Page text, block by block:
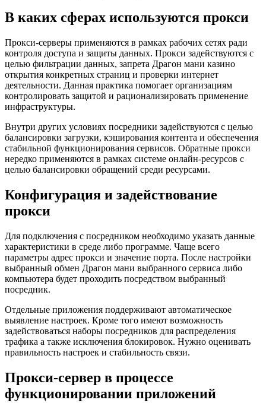
В каких сферах используются прокси
Прокси-серверы применяются в рамках рабочих сетях ради
контроля доступа и защиты данных. Прокси задействуются с
целью фильтрации данных, запрета Драгон мани казино
открытия конкретных страниц и проверки интернет
деятельности. Данная практика помогает организациям
контролировать защитой и рационализировать применение
инфраструктуры.
Внутри других условиях посредники задействуются с целью
балансировки загрузки, кэширования контента и обеспечения
стабильной функционирования сервисов. Обратные прокси
нередко применяются в рамках системе онлайн-ресурсов с
целью балансировки обращений среди ресурсами.
Конфигурация и задействование
прокси
Для подключения с посредником необходимо указать данные
характеристики в среде либо программе. Чаще всего
параметры адрес прокси и значение порта. После настройки
выбранный обмен Драгон мани выбранного сервиса либо
компьютера будет проходить посредством выбранный
посредник.
Отдельные приложения поддерживают автоматическое
выявление настроек. Кроме того имеют возможность
задействоваться наборы посредников для распределения
трафика а также исключения блокировок. Нужно оценивать
правильность настроек и стабильность связи.
Прокси-сервер в процессе
функционировании приложений